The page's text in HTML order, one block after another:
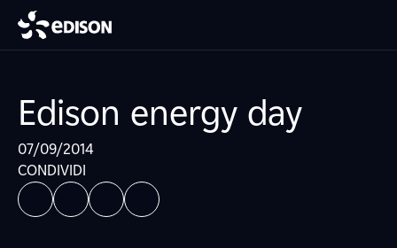
Edison energy day
07/09/2014
CONDIVIDI